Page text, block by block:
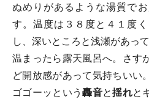
ぬめりがあるような湯質で
す。温度は３８度と４１度
し、深いところと浅瀬があっ
温まったら露天風呂へ。さす
ど開放感があって気持ちいい
ゴゴーッという轟音と揺れと